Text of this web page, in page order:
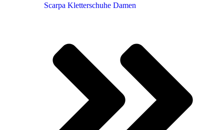
Scarpa Kletterschuhe Damen